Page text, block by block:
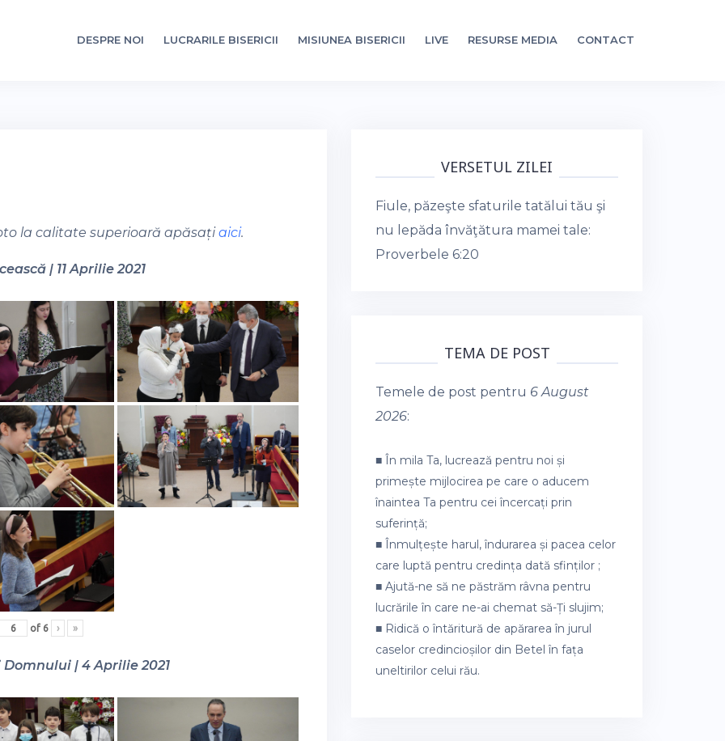
DESPRE NOI LUCRARILE BISERICII MISIUNEA BISERICII LIVE RESURSE MEDIA CONTACT
la calitate superioară apăsațiaici.
| 11 Aprilie 2021
of 6 › »
| 4 Aprilie 2021
VERSETUL ZILEI
Fiule, păzeşte sfaturile tatălui tău şi
nu lepăda învăţătura mamei tale:
Proverbele 6:20
TEMA DE POST
Temele de post pentru 6 August
2026:
■ În mila Ta, lucrează pentru noi și
primește mijlocirea pe care o aducem
înaintea Ta pentru cei încercați prin
suferință;
■ Înmulțește harul, îndurarea și pacea celor
care luptă pentru credința dată sfinților ;
■ Ajută-ne să ne păstrăm râvna pentru
lucrările în care ne-ai chemat să-Ți slujim;
■ Ridică o întăritură de apărarea în jurul
caselor credincioșilor din Betel în fața
uneltirilor celui rău.